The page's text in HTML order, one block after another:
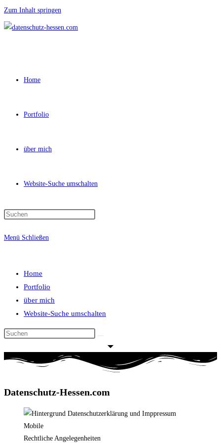
Zum Inhalt springen
Home
Portfolio
über mich
Website-Suche umschalten
Menü Schließen
Home
Portfolio
über mich
Website-Suche umschalten
Datenschutz-Hessen.com
Rechtliche Angelegenheiten